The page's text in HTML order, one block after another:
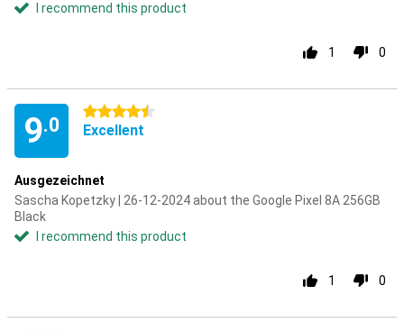
I recommend this product
1 0
9.0
4.5 stars
Excellent
Ausgezeichnet
Sascha Kopetzky | 26-12-2024 about the Google Pixel 8A 256GB
Black
I recommend this product
1 0